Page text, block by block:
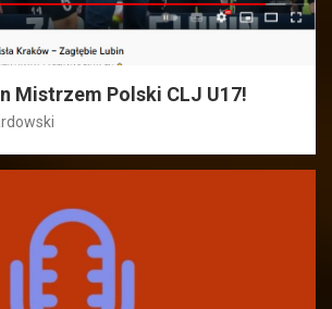
Mistrzem Polski CLJ U17!